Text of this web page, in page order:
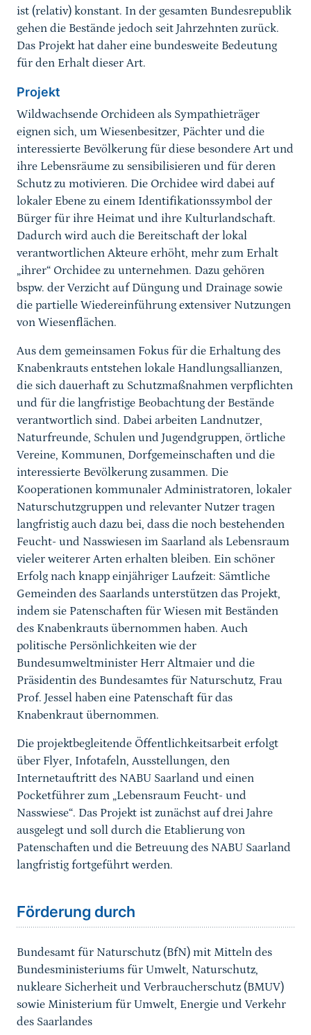
ist (relativ) konstant. In der gesamten Bundesrepublik
gehen die Bestände jedoch seit Jahrzehnten zurück.
Das Projekt hat daher eine bundesweite Bedeutung
für den Erhalt dieser Art.
Projekt
Wildwachsende Orchideen als Sympathieträger
eignen sich, um Wiesenbesitzer, Pächter und die
interessierte Bevölkerung für diese besondere Art und
ihre Lebensräume zu sensibilisieren und für deren
Schutz zu motivieren. Die Orchidee wird dabei auf
lokaler Ebene zu einem Identifikationssymbol der
Bürger für ihre Heimat und ihre Kulturlandschaft.
Dadurch wird auch die Bereitschaft der lokal
verantwortlichen Akteure erhöht, mehr zum Erhalt
„ihrer“ Orchidee zu unternehmen. Dazu gehören
bspw. der Verzicht auf Düngung und Drainage sowie
die partielle Wiedereinführung extensiver Nutzungen
von Wiesenflächen.
Aus dem gemeinsamen Fokus für die Erhaltung des
Knabenkrauts entstehen lokale Handlungsallianzen,
die sich dauerhaft zu Schutzmaßnahmen verpflichten
und für die langfristige Beobachtung der Bestände
verantwortlich sind. Dabei arbeiten Landnutzer,
Naturfreunde, Schulen und Jugendgruppen, örtliche
Vereine, Kommunen, Dorfgemeinschaften und die
interessierte Bevölkerung zusammen. Die
Kooperationen kommunaler Administratoren, lokaler
Naturschutzgruppen und relevanter Nutzer tragen
langfristig auch dazu bei, dass die noch bestehenden
Feucht- und Nasswiesen im Saarland als Lebensraum
vieler weiterer Arten erhalten bleiben. Ein schöner
Erfolg nach knapp einjähriger Laufzeit: Sämtliche
Gemeinden des Saarlands unterstützen das Projekt,
indem sie Patenschaften für Wiesen mit Beständen
des Knabenkrauts übernommen haben. Auch
politische Persönlichkeiten wie der
Bundesumweltminister Herr Altmaier und die
Präsidentin des Bundesamtes für Naturschutz, Frau
Prof. Jessel haben eine Patenschaft für das
Knabenkraut übernommen.
Die projektbegleitende Öffentlichkeitsarbeit erfolgt
über Flyer, Infotafeln, Ausstellungen, den
Internetauftritt des NABU Saarland und einen
Pocketführer zum „Lebensraum Feucht- und
Nasswiese“. Das Projekt ist zunächst auf drei Jahre
ausgelegt und soll durch die Etablierung von
Patenschaften und die Betreuung des NABU Saarland
langfristig fortgeführt werden.
Förderung durch
Bundesamt für Naturschutz (BfN) mit Mitteln des
Bundesministeriums für Umwelt, Naturschutz,
nukleare Sicherheit und Verbraucherschutz (BMUV)
sowie Ministerium für Umwelt, Energie und Verkehr
des Saarlandes